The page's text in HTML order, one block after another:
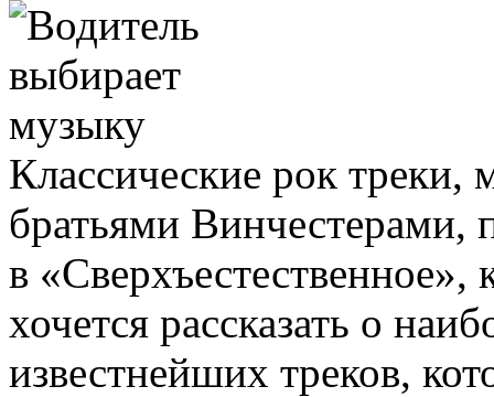
Классические рок треки,
братьями Винчестерами,
в «Сверхъестественное»,
хочется рассказать о
известнейших треков,